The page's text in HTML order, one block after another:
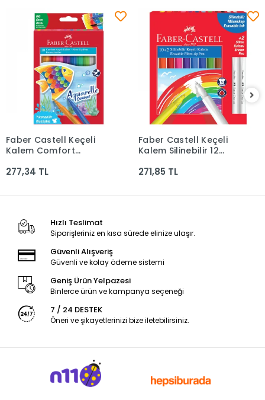
Sepete Ekle
Faber Castell Keçeli
Kalem Comfort
5062000020000
277,34 TL
Sepete Ekle
Faber Castell Keçeli
Kalem Silinebilir 12
271,85 TL
Hızlı Teslimat
Siparişleriniz en kısa sürede elinize ulaşır.
Güvenli Alışveriş
Güvenli ve kolay ödeme sistemi
Geniş Ürün Yelpazesi
Binlerce ürün ve kampanya seçeneği
7 / 24 DESTEK
Öneri ve şikayetlerinizi bize iletebilirsiniz.